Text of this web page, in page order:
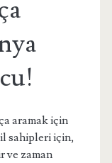
aramak için
sahipleri için,
ve zaman